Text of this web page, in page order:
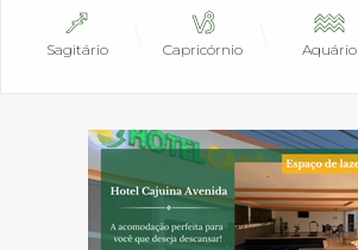
Sagitário Capricórnio Aquário